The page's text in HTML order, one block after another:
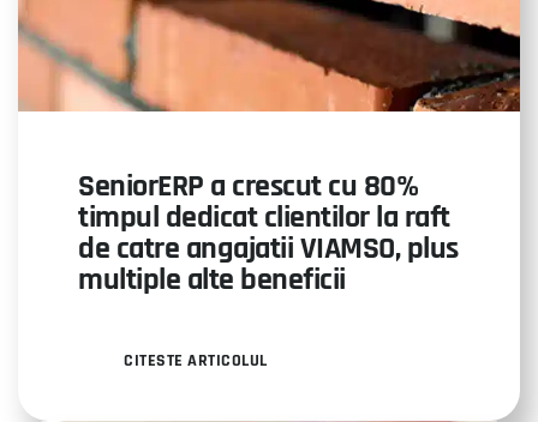
SeniorERP a crescut cu 80%
timpul dedicat clientilor la raft
de catre angajatii VIAMSO, plus
multiple alte beneficii
CITESTE ARTICOLUL